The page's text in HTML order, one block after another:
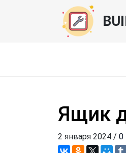
Ящик
2 января 2024 / 0